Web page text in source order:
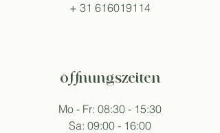
+ 31 616019114
öffnungszeiten
Mo - Fr: 08:30 - 15:30
Sa: 09:00 - 16:00